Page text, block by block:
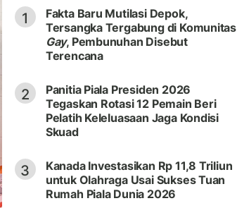
1
Fakta Baru Mutilasi Depok,
Tersangka Tergabung di Komunitas
Gay, Pembunuhan Disebut
Terencana
2
Panitia Piala Presiden 2026
Tegaskan Rotasi 12 Pemain Beri
Pelatih Keleluasaan Jaga Kondisi
Skuad
3
Kanada Investasikan Rp 11,8 Triliun
untuk Olahraga Usai Sukses Tuan
Rumah Piala Dunia 2026